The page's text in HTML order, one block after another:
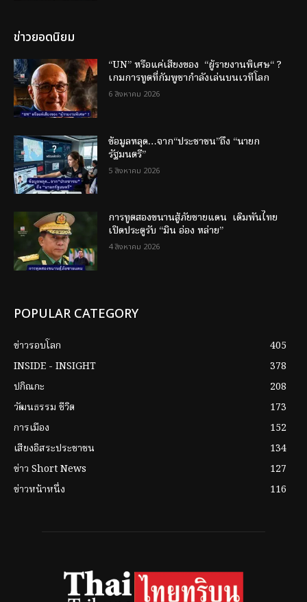
ข่าวยอดนิยม
“UN” หรือแค่เสียงของ “ผู้รายงานพิเศษ“ ?
เกมการทูตที่กัมพูชากำลังเล่นบนเวทีโลก
6 สิงหาคม 2026
ข้อมูลหลุด…จาก“ประชาชน”ถึง “นายก
รัฐมนตรี”
5 สิงหาคม 2026
การทูตสองขนานสู้ภัยชายแดน เดิมพันไทย
เปิดประตูรับ “มิน อ่อง หล่าย”
4 สิงหาคม 2026
POPULAR CATEGORY
ข่าวรอบโลก
405
INSIDE - INSIGHT
378
ปกิณกะ
208
วัฒนธรรม ชีวิต
173
การเมือง
152
เสียงอิสระประชาชน
134
ข่าว Short News
127
ข่าวหน้าหนึ่ง
116